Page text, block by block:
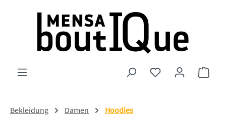
Zum Hauptinhalt springen
Du hast 0
Bekleidung Damen Hoodies